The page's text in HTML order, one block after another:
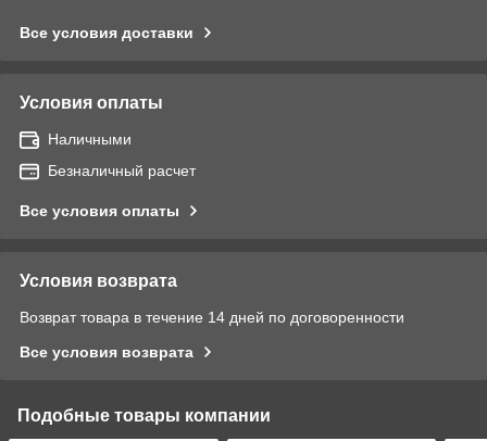
Все условия доставки
Условия оплаты
Наличными
Безналичный расчет
Все условия оплаты
Условия возврата
Возврат товара в течение 14 дней по договоренности
Все условия возврата
Подобные товары компании